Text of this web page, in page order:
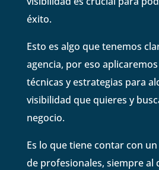
éxito.
Esto es algo que tenemos
agencia, por eso
técnicas y estrategias para
visibilidad que quieres y
negocio.
Es lo que tiene contar con
de profesionales, siempre al